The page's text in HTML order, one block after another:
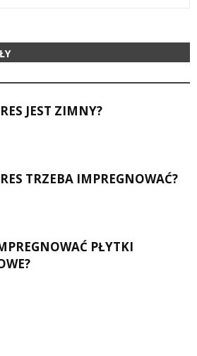
JEST ZIMNY?
TRZEBA IMPREGNOWAĆ?
PŁYTKI